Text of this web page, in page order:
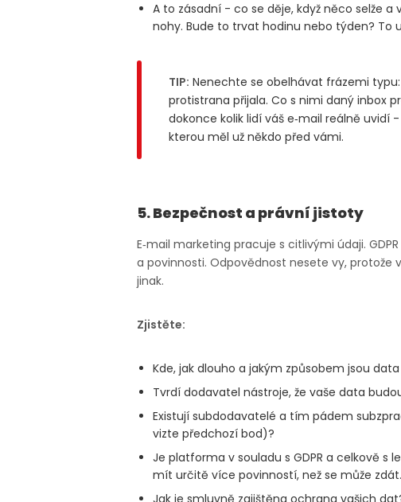
A to zásadní - co se děje, když něco selže
nohy. Bude to trvat hodinu nebo týden? To
TIP: Nenechte se obelhávat frázemi
protistrana přijala. Co s nimi daný inbox
dokonce kolik lidí váš e‑mail reálně
kterou měl už někdo před vámi.
5. Bezpečnost a právní jistoty
E‑mail marketing pracuje s citlivými údaji.
a povinnosti. Odpovědnost nesete vy, protože
jinak.
Zjistěte:
Kde, jak dlouho a jakým způsobem jsou
Tvrdí dodavatel nástroje, že vaše data
Existují subdodavatelé a tím pádem
vizte předchozí bod)?
Je platforma v souladu s GDPR a celkově s
mít určitě více povinností, než se může zdát.
Jak je smluvně zajištěna ochrana vašich